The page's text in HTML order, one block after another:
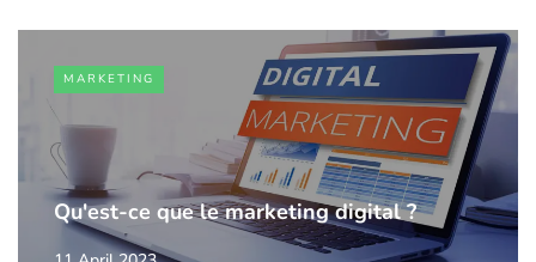
MARKETING
Qu'est-ce que le marketing digital ?